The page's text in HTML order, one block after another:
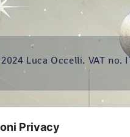
Privacy
Luca Occelli. VAT no.